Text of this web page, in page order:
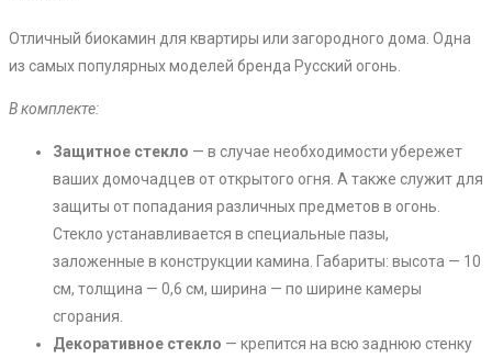
Отличный биокамин для квартиры или загородного дома. Одна
из самых популярных моделей бренда Русский огонь.
В комплекте:
Защитное стекло — в случае необходимости убережет
ваших домочадцев от открытого огня. А также служит для
защиты от попадания различных предметов в огонь.
Стекло устанавливается в специальные пазы,
заложенные в конструкции камина. Габариты: высота — 10
см, толщина — 0,6 см, ширина — по ширине камеры
сгорания.
Декоративное стекло — крепится на всю заднюю стенку